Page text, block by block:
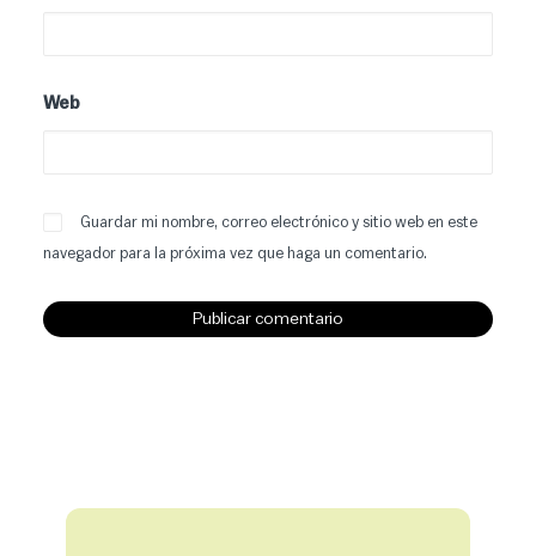
Web
Guardar mi nombre, correo electrónico y sitio web en este
navegador para la próxima vez que haga un comentario.